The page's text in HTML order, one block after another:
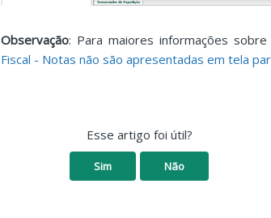
Observação: Para maiores informações
Fiscal - Notas não são apresentadas em tela
Esse artigo foi útil?
Sim Não